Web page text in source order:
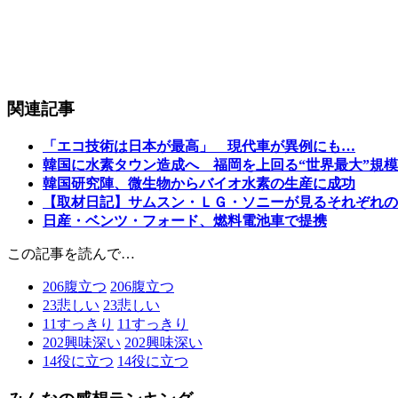
関連記事
「エコ技術は日本が最高」 現代車が異例にも…
韓国に水素タウン造成へ 福岡を上回る“世界最大”規模
韓国研究陣、微生物からバイオ水素の生産に成功
【取材日記】サムスン・ＬＧ・ソニーが見るそれぞれ
日産・ベンツ・フォード、燃料電池車で提携
この記事を読んで…
206腹立つ 206腹立つ
23悲しい 23悲しい
11すっきり 11すっきり
202興味深い 202興味深い
14役に立つ 14役に立つ